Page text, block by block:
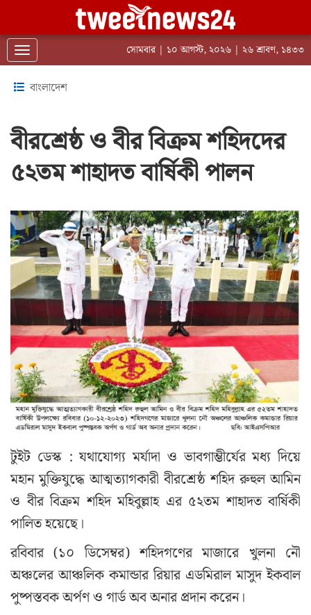
Toggle navigation সোমবার | ১০ আগস্ট, ২০২৬ | ২৬ শ্রাবণ, ১৪৩৩
বাংলাদেশ
বীরশ্রেষ্ঠ ও বীর বিক্রম শহিদদের
৫২তম শাহাদত বার্ষিকী পালন
টুইট ডেস্ক : যথাযোগ্য মর্যাদা ও ভাবগাম্ভীর্যের মধ্য দিয়ে
মহান মুক্তিযুদ্ধে আত্মত্যাগকারী বীরশ্রেষ্ঠ শহিদ রুহুল আমিন
ও বীর বিক্রম শহিদ মহিবুল্লাহ এর ৫২তম শাহাদত বার্ষিকী
পালিত হয়েছে।
রবিবার (১০ ডিসেম্বর) শহিদগণের মাজারে খুলনা নৌ
অঞ্চলের আঞ্চলিক কমান্ডার রিয়ার এডমিরাল মাসুদ ইকবাল
পুষ্পস্তবক অর্পণ ও গার্ড অব অনার প্রদান করেন।